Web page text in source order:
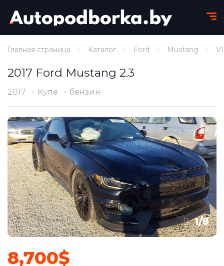
Главная страница Каталог Ford Mustang VI
2017 Ford Mustang 2.3
2017 Купе бензин
1/8
8,700$